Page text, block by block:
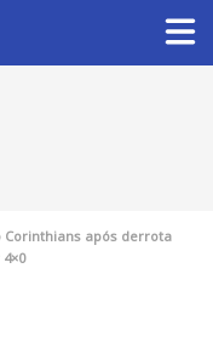
Corinthians após derrota